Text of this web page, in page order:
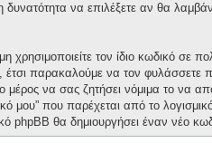
να επιλέξετε αν θα
τον ίδιο κωδικό σε
παρακαλούμε να τον φυλάσσετε
να σας ζητήσει νόμιμα το να
μου” που παρέχεται από το
phpBB θα δημιουργήσει έναν νέο